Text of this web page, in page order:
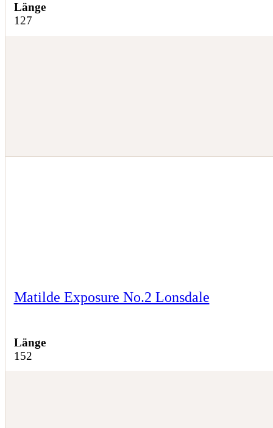
Länge
127
Matilde Exposure No.2 Lonsdale
Länge
152